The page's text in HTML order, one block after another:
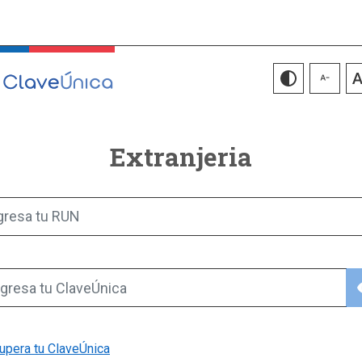
Extranjeria
tu RUN
tu ClaveÚnica
tu ClaveÚnica